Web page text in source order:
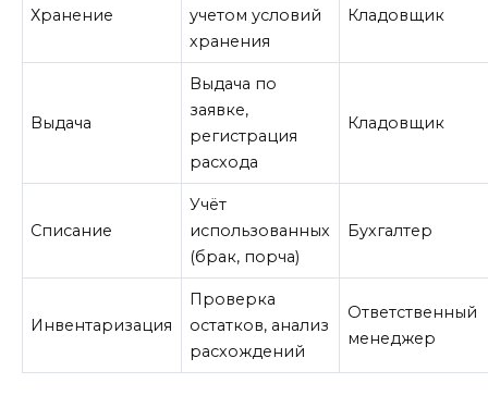
Хранение
учетом условий
хранения
Кладовщик
Выдача
Выдача по
заявке,
регистрация
расхода
Кладовщик
Списание
Учёт
использованных
(брак, порча)
Бухгалтер
Инвентаризация
Проверка
остатков, анализ
расхождений
Ответственный
менеджер